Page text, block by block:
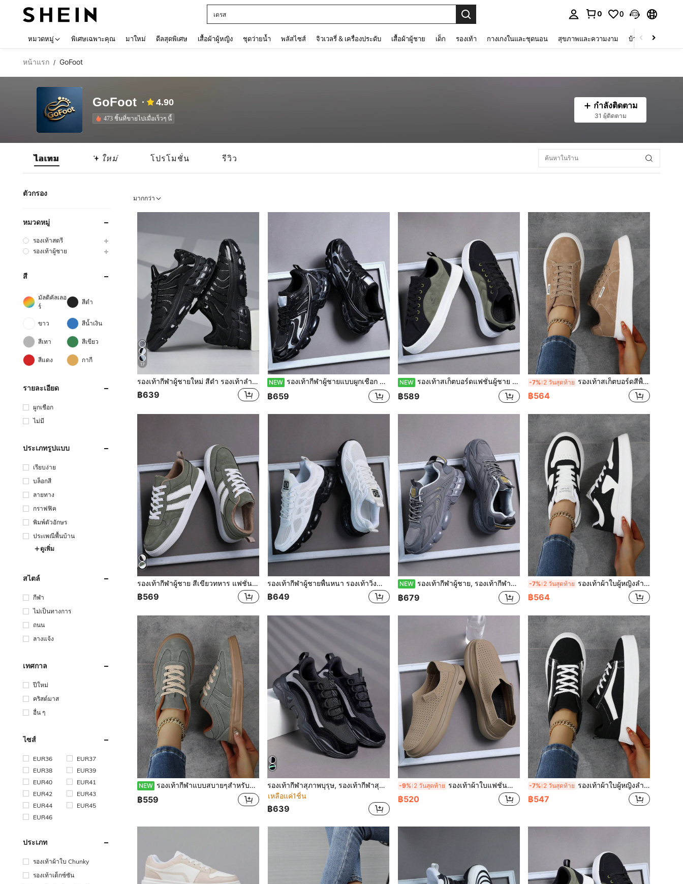
เด็กโต
0 0
หมวดหมู่ พิเศษเฉพาะคุณ มาใหม่ ดีลสุดพิเศษ เสื้อผ้าผู้หญิง ชุดว่ายน้ำ พลัสไซส์ จิวเวลรี่ & เครื่องประดับ เสื้อผ้าผู้ชาย เด็ก รองเท้า กางเกงในและชุดนอน สุขภาพและความงาม บ้านและที่อยู่อาศัย
หน้าแรก / GoFoot
GoFoot 4.90
473 ชิ้นที่ขายไปเมื่อเร็วๆ นี้
กำลังติดตาม
31 ผู้ติดตาม
ไอเทม ใหม่ โปรโมชั่น รีวิว
ตัวกรอง
หมวดหมู่
รองเท้าสตรี
รองเท้าผู้ชาย
สี
มัลติคัลเลอ
ร์
สีดำ
ขาว สีน้ำเงิน
สีเทา สีเขียว
สีแดง กากี
รายละเอียด
ผูกเชือก
ไม่มี
ประเภทรูปแบบ
เรียบง่าย
บล็อกสี
ลายทาง
กราฟฟิค
พิมพ์ตัวอักษร
ประเพณีพื้นบ้าน
ดูเพิ่ม
สไตล์
กีฬา
ไม่เป็นทางการ
ถนน
ลางแจ้ง
เทศกาล
ปีใหม่
คริสต์มาส
อื่น ๆ
ไซส์
EUR36
EUR37
EUR38
EUR39
EUR40
EUR41
EUR42
EUR43
EUR44
EUR45
EUR46
ประเภท
รองเท้าผ้าใบ Chunky
รองเท้าเด็กซ์ซัน
มากกว่า
17
รองเท้ากีฬาผู้ชายใหม่ สีดำ รองเท้าลำลองสตรีทแบบกำหนดเองพร้อมพื้นรองเท้าแอร์คูชั่น รองเท้าผ้าใบสำหรับผู้ชาย รองเท้ากีฬาผู้ชายแฟชั่น
฿639
NEW รองเท้ากีฬาผู้ชายแบบผูกเชือก ซับแรงกระแทก กันลื่น ทนทานและสบาย สำหรับวิ่งกลางแจ้ง ฝึกซ้อม ฟิตเนส เหมาะสำหรับกีฬาแบบสบายๆ สีดำและเงิน รองเท้าตาข่ายมีแอร์คุชชั่น
฿659
NEW รองเท้าสเก็ตบอร์ดแฟชั่นผู้ชาย สีบล็อก สีดำ & สีเขียวทหาร, สบาย ไม่ลื่น รองเท้ากีฬาแบบผูกเชือก พื้นหนา, เหมาะสำหรับกิจกรรมกลางแจ้งของผู้ชาย
฿589
-7% 2 วันสุดท้าย รองเท้าสเก็ตบอร์ดสีพื้นสำหรับผู้หญิง รองเท้ากีฬาแบบลำลองผูกเชือกสำหรับกิจกรรมกลางแจ้ง รองเท้ากีฬาแบบต่ำที่สบายและระบายอากาศได้ดี
฿564
รองเท้ากีฬาผู้ชาย สีเขียวทหาร แฟชั่นอเนกประสงค์ ทรงต่ำ รองเท้าลำลองผู้ชาย แบบผูกเชือก มีแอร์คูชั่น รองเท้ากีฬาแบบลำลอง สไตล์สตรีทเฉพาะตัว รองเท้าสเก็ตผู้ชาย
฿569
รองเท้ากีฬาผู้ชายพื้นหนา รองเท้าวิ่งลำลอง รองเท้าเดินตาข่ายระบายอากาศ รองเท้าวิ่งจ็อกกิ้งทรงต่ำ พร้อมพื้นรองเท้าบุนุ่ม สีขาวและดำ
฿649
NEW รองเท้ากีฬาผู้ชาย, รองเท้ากีฬาแฟชั่นผู้ชาย, รองเท้าผูกเชือก, รองเท้าลำลองสตรีทสีเทาเฉพาะตัวสำหรับผู้ชาย
฿679
-7% 2 วันสุดท้าย รองเท้าผ้าใบผู้หญิงลำลองพื้นหนา สีฟ้าอ่อนแบบคัลเลอร์บล็อก รองเท้าเดินแฟชั่น รองเท้าสเก็ตลำลองผู้หญิงพื้นหนาแบบโลว์ท็อป
฿564
NEW รองเท้ากีฬาแบบสบายๆสำหรับผู้หญิง, รองเท้ากีฬาแบบแบนสำหรับผู้หญิง, รองเท้ากีฬาแบบสบายๆ, รองเท้ากีฬาสำหรับกลางแจ้ง, รองเท้าสำหรับผู้หญิง, รองเท้ากีฬา
฿559
รองเท้ากีฬาสุภาพบุรุษ, รองเท้ากีฬาสุภาพบุรุษแฟชั่น, รองเท้าผูกเชือก, รองเท้าลำลองสีดำ สไตล์สตรีทสำหรับสุภาพบุรุษ
เหลือแค่1ชิ้น
฿639
-9% 2 วันสุดท้าย รองเท้าผ้าใบแฟชั่นน้ำหนักเบาสำหรับผู้ชาย รองเท้าหนังเจาะรูแบบสวมใส่สบาย รองเท้าโลฟเฟอร์สำหรับเดินสำหรับผู้ชาย
฿520
-7% 2 วันสุดท้าย รองเท้าผ้าใบผู้หญิงลำลองพื้นหนา สีฟ้าอ่อนแบบคัลเลอร์บล็อก รองเท้าเดินแฟชั่น รองเท้าสเก็ตลำลองผู้หญิงพื้นหนาทรงโลว์ท็อป
฿547